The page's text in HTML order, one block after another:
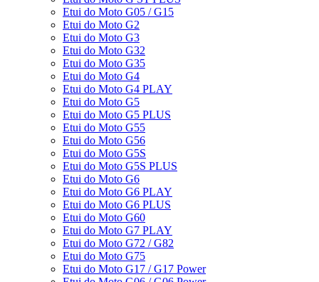
Etui do Moto G05 / G15
Etui do Moto G2
Etui do Moto G3
Etui do Moto G32
Etui do Moto G35
Etui do Moto G4
Etui do Moto G4 PLAY
Etui do Moto G5
Etui do Moto G5 PLUS
Etui do Moto G55
Etui do Moto G56
Etui do Moto G5S
Etui do Moto G5S PLUS
Etui do Moto G6
Etui do Moto G6 PLAY
Etui do Moto G6 PLUS
Etui do Moto G60
Etui do Moto G7 PLAY
Etui do Moto G72 / G82
Etui do Moto G75
Etui do Moto G17 / G17 Power